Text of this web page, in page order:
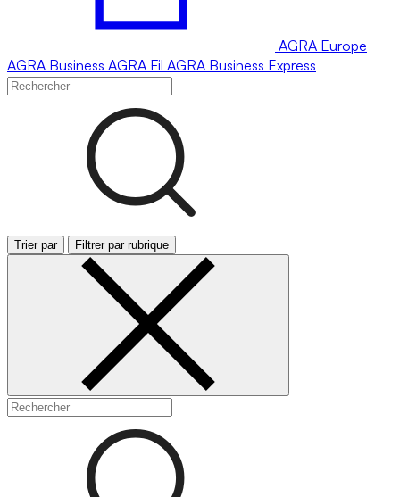
AGRA Europe
AGRA Business AGRA Fil AGRA Business Express
Trier par Filtrer par rubrique